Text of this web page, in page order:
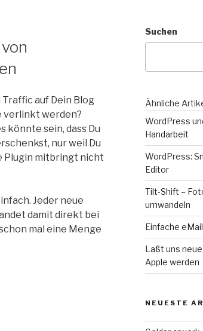
auf Dein Blog
verlinkt werden?
könnte sein, dass Du
nur weil Du
Plugin mitbringt nicht
Jeder neue
damit direkt bei
mal eine Menge
Suchen
Ähnliche
WordPress
Handarbeit
WordPress:
Editor
Tilt-Shift –
umwandeln
Einfache
Laßt uns
Apple werden
NEUESTE